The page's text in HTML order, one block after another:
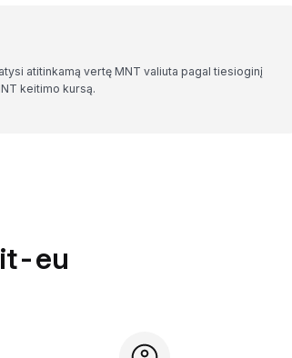
atitinkamą vertę MNT valiuta pagal tiesioginį
keitimo kursą.
eu